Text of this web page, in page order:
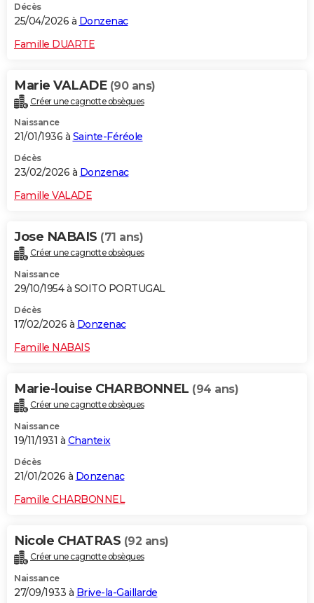
Décès
25/04/2026 à Donzenac
Famille DUARTE
Marie VALADE (90 ans)
Créer une cagnotte obsèques
Naissance
21/01/1936 à Sainte-Féréole
Décès
23/02/2026 à Donzenac
Famille VALADE
Jose NABAIS (71 ans)
Créer une cagnotte obsèques
Naissance
29/10/1954 à SOITO PORTUGAL
Décès
17/02/2026 à Donzenac
Famille NABAIS
Marie-louise CHARBONNEL (94 ans)
Créer une cagnotte obsèques
Naissance
19/11/1931 à Chanteix
Décès
21/01/2026 à Donzenac
Famille CHARBONNEL
Nicole CHATRAS (92 ans)
Créer une cagnotte obsèques
Naissance
27/09/1933 à Brive-la-Gaillarde